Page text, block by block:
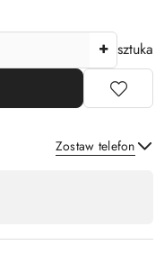
sztuka
Zostaw telefon